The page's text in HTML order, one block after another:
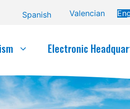
Spanish Valencian
Electronic